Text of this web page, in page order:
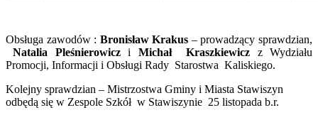
Obsługa zawodów : Bronisław Krakus – prowadzący sprawdzian,
Natalia Pleśnierowiczi Michał Kraszkiewicz z Wydziału
Promocji, Informacji i Obsługi Rady Starostwa Kaliskiego.
Kolejny sprawdzian – Mistrzostwa Gminy i Miasta Stawiszyn
odbędą się w Zespole Szkół w Stawiszynie 25 listopada b.r.